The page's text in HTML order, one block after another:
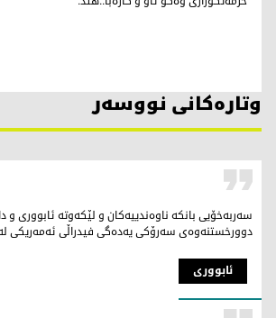
وتارەکانی نووسەر
ئابووری
سەربەخۆیی بانکە ناوەندییەکان و لێکەوتە ئابووری و
دوورخستنەوەی سەرۆکی یەدەگی فیدراڵی ئەمه‌ریکی